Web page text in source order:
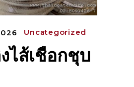
Uncategorized
ไส้เชือกชุบ